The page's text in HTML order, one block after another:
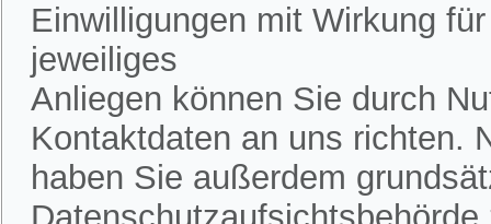
Einwilligungen mit Wirkung
jeweiliges
Anliegen können Sie durch
Kontaktdaten an uns richten.
haben Sie außerdem